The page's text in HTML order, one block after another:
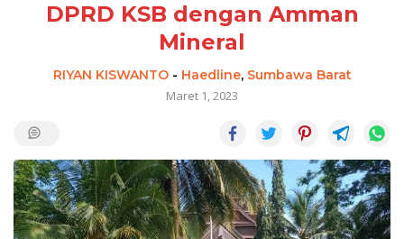
DPRD KSB dengan Amman
Mineral
RIYAN KISWANTO- Haedline, Sumbawa Barat
Maret 1, 2023